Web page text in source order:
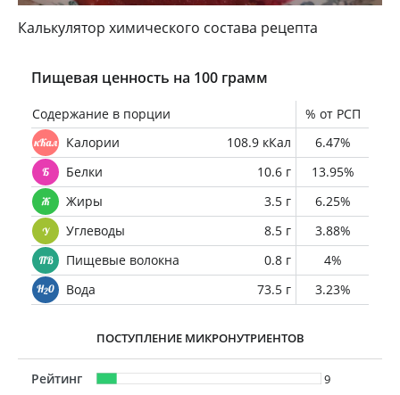
Калькулятор химического состава рецепта
Пищевая ценность на 100 грамм
Содержание в порции
% от РСП
Калории
108.9 кКал
6.47%
Белки
10.6 г
13.95%
Жиры
3.5 г
6.25%
Углеводы
8.5 г
3.88%
Пищевые волокна
0.8 г
4%
Вода
73.5 г 3.23%
ПОСТУПЛЕНИЕ МИКРОНУТРИЕНТОВ
Рейтинг
9